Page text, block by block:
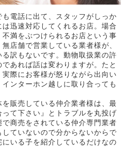
電話に出て、スタッフがしっか
迅速対応してくれるお店。場合
満をぶつけられるお店という事
店舗で営業している業者様が、
訳もないです。動物取扱業の許
あれば話は変わりますが。たと
際にお客様が怒りながら出向い
ンターホン越しに取り合っても
販売している仲介業者様は、最
て下さい』とトラブルを丸投げ
商売をされている仲介専門業者
ていないので分からないからで
いる子を紹介しているだけなの